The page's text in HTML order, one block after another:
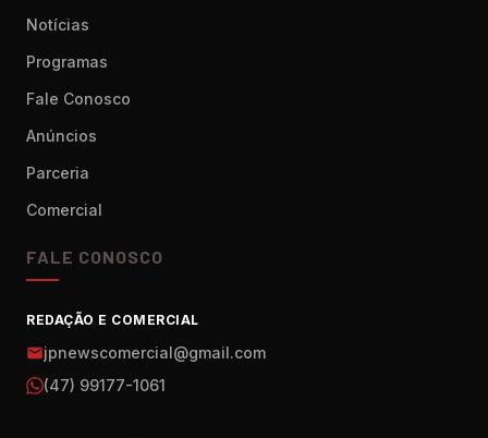
Notícias
Programas
Fale Conosco
Anúncios
Parceria
Comercial
FALE CONOSCO
REDAÇÃO E COMERCIAL
jpnewscomercial@gmail.com
(47) 99177-1061